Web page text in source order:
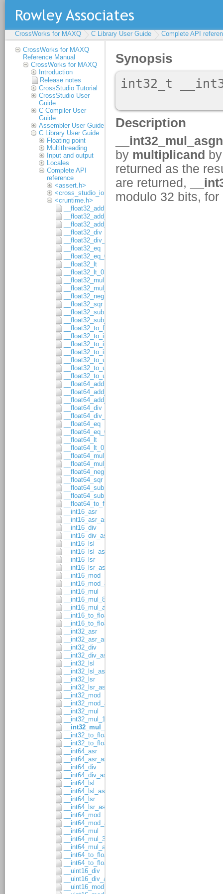
CrossWorks for MAXQ C Library User Guide Complete API
CrossWorks for MAXQ
Reference Manual
CrossWorks for MAXQ
Introduction
Release notes
CrossStudio Tutorial
CrossStudio User
Guide
C Compiler User
Guide
Assembler User Guide
C Library User Guide
Floating point
Multithreading
Input and output
Locales
Complete API
reference
<assert.h>
<cross_studio_io.h>
<cruntime.h>
__float32_add
__float32_add_1
__float32_add_asgn
__float32_div
__float32_div_asgn
__float32_eq
__float32_eq_0
__float32_lt
__float32_lt_0
__float32_mul
__float32_mul_asgn
__float32_neg
__float32_sqr
__float32_sub
__float32_sub_asgn
__float32_to_float64
__float32_to_int16
__float32_to_int32
__float32_to_int64
__float32_to_uint16
__float32_to_uint32
__float32_to_uint64
__float64_add
__float64_add_1
__float64_add_asgn
__float64_div
__float64_div_asgn
__float64_eq
__float64_eq_0
__float64_lt
__float64_lt_0
__float64_mul
__float64_mul_asgn
__float64_neg
__float64_sqr
__float64_sub
__float64_sub_asgn
__float64_to_float32
__int16_asr
__int16_asr_asgn
__int16_div
__int16_div_asgn
__int16_lsl
__int16_lsl_asgn
__int16_lsr
__int16_lsr_asgn
__int16_mod
__int16_mod_asgn
__int16_mul
__int16_mul_8x8
__int16_mul_asgn
__int16_to_float32
__int16_to_float64
__int32_asr
__int32_asr_asgn
__int32_div
__int32_div_asgn
__int32_lsl
__int32_lsl_asgn
__int32_lsr
__int32_lsr_asgn
__int32_mod
__int32_mod_asgn
__int32_mul
__int32_mul_16x16
__int32_mul_asgn
__int32_to_float32
__int32_to_float64
__int64_asr
__int64_asr_asgn
__int64_div
__int64_div_asgn
__int64_lsl
__int64_lsl_asgn
__int64_lsr
__int64_lsr_asgn
__int64_mod
__int64_mod_asgn
__int64_mul
__int64_mul_32x32
__int64_mul_asgn
__int64_to_float32
__int64_to_float64
__uint16_div
__uint16_div_asgn
__uint16_mod